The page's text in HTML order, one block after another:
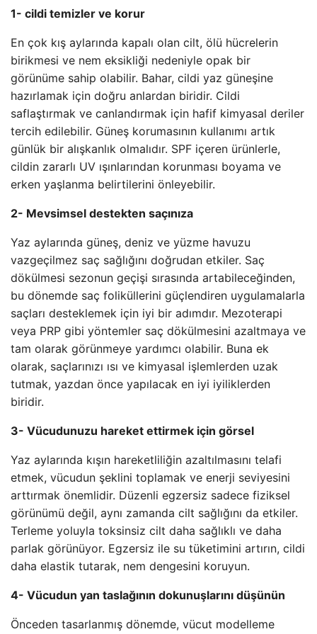
1- cildi temizler ve korur
En çok kış aylarında kapalı olan cilt, ölü hücrelerin
birikmesi ve nem eksikliği nedeniyle opak bir
görünüme sahip olabilir. Bahar, cildi yaz güneşine
hazırlamak için doğru anlardan biridir. Cildi
saflaştırmak ve canlandırmak için hafif kimyasal deriler
tercih edilebilir. Güneş korumasının kullanımı artık
günlük bir alışkanlık olmalıdır. SPF içeren ürünlerle,
cildin zararlı UV ışınlarından korunması boyama ve
erken yaşlanma belirtilerini önleyebilir.
2- Mevsimsel destekten saçınıza
Yaz aylarında güneş, deniz ve yüzme havuzu
vazgeçilmez saç sağlığını doğrudan etkiler. Saç
dökülmesi sezonun geçişi sırasında artabileceğinden,
bu dönemde saç foliküllerini güçlendiren uygulamalarla
saçları desteklemek için iyi bir adımdır. Mezoterapi
veya PRP gibi yöntemler saç dökülmesini azaltmaya ve
tam olarak görünmeye yardımcı olabilir. Buna ek
olarak, saçlarınızı ısı ve kimyasal işlemlerden uzak
tutmak, yazdan önce yapılacak en iyi iyiliklerden
biridir.
3- Vücudunuzu hareket ettirmek için görsel
Yaz aylarında kışın hareketliliğin azaltılmasını telafi
etmek, vücudun şeklini toplamak ve enerji seviyesini
arttırmak önemlidir. Düzenli egzersiz sadece fiziksel
görünümü değil, aynı zamanda cilt sağlığını da etkiler.
Terleme yoluyla toksinsiz cilt daha sağlıklı ve daha
parlak görünüyor. Egzersiz ile su tüketimini artırın, cildi
daha elastik tutarak, nem dengesini koruyun.
4- Vücudun yan taslağının dokunuşlarını düşünün
Önceden tasarlanmış dönemde, vücut modelleme